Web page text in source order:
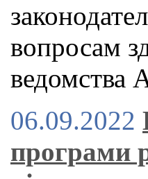
вопросам
ведомства
06.09.2022
програми